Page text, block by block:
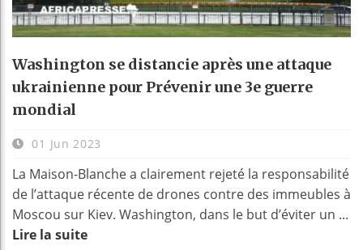
Washington se distancie après une attaque
ukrainienne pour Prévenir une 3e guerre
mondial
01 Jun 2023
La Maison-Blanche a clairement rejeté la responsabilité
de l’attaque récente de drones contre des immeubles à
Moscou sur Kiev. Washington, dans le but d’éviter un ...
Lire la suite